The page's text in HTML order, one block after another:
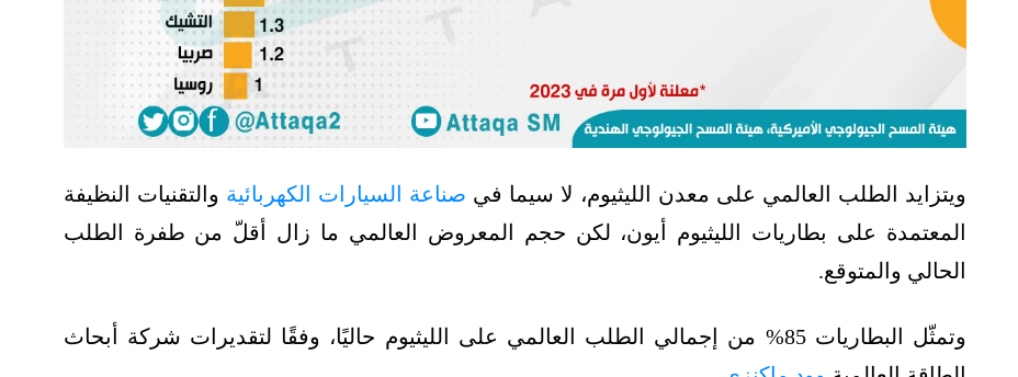
ويتزايد الطلب العالمي على معدن الليثيوم، لا سيما في صناعة السيارات الكهربائية والتقنيات النظيفة
المعتمدة على بطاريات الليثيوم أيون، لكن حجم المعروض العالمي ما زال أقلّ من طفرة الطلب
الحالي والمتوقع.
وتمثّل البطاريات 85% من إجمالي الطلب العالمي على الليثيوم حاليًا، وفقًا لتقديرات شركة أبحاث